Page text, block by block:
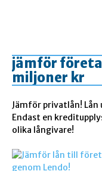
jämför
miljoner kr
Jämför privatlån! Lån
Endast en
olika långivare!